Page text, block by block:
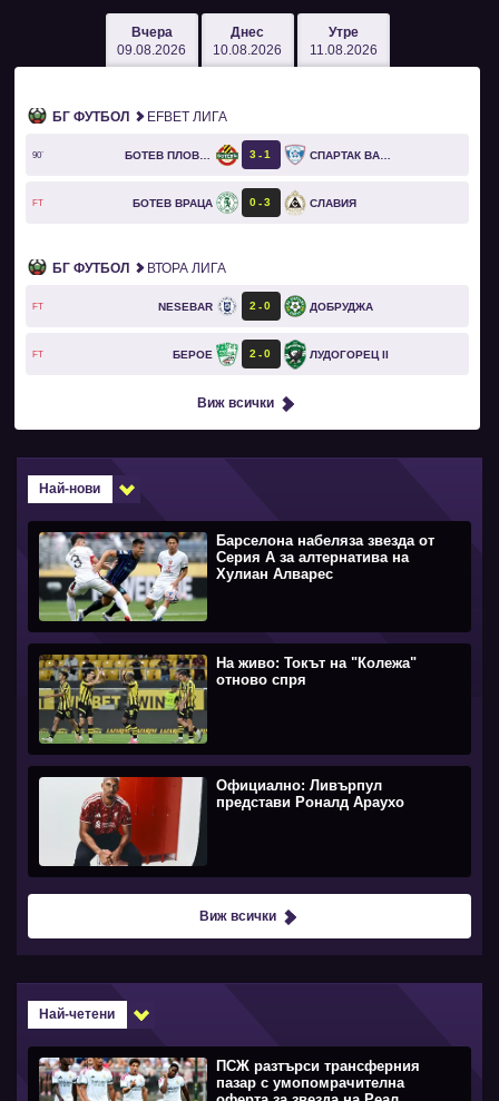
Вчера
09.08.2026
Днес
10.08.2026
Утре
11.08.2026
БГ ФУТБОЛ EFBET ЛИГА
90` БОТЕВ ПЛОВДИВ 3 1 СПАРТАК ВАРНА
FT БОТЕВ ВРАЦА 0 3 СЛАВИЯ
БГ ФУТБОЛ ВТОРА ЛИГА
FT NESEBAR 2 0 ДОБРУДЖА
FT БЕРОЕ 2 0 ЛУДОГОРЕЦ II
Виж всички
Най-нови
Барселона набеляза звезда от
Серия А за алтернатива на
Хулиан Алварес
На живо: Токът на "Колежа"
отново спря
Официално: Ливърпул
представи Роналд Араухо
Виж всички
Най-четени
ПСЖ разтърси трансферния
пазар с умопомрачителна